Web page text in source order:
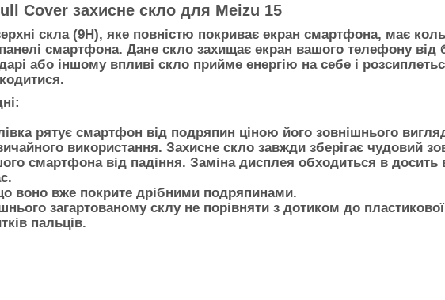
Cover захисне скло для Meizu 15
скла (9H), яке повністю покриває екран смартфона, має
смартфона. Дане скло захищає екран вашого телефону від
або іншому впливі скло прийме енергію на себе і
рятує смартфон від подряпин ціною його зовнішнього
використання. Захисне скло завжди зберігає чудовий
смартфона від падіння. Заміна дисплея обходиться в
воно вже покрите дрібними подряпинами.
загартованому склу не порівняти з дотиком до
пальців.